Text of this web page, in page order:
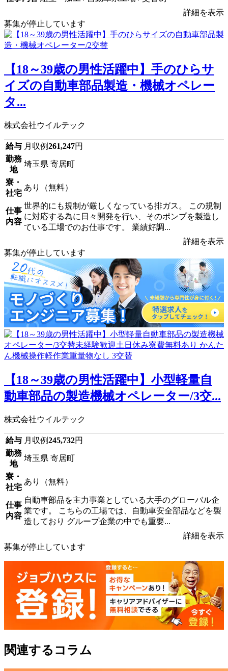
詳細を表示
募集が停止しています
【18～39歳の男性活躍中】手のひらサ
イズの自動車部品製造・機械オペレー
タ...
株式会社ウイルテック
給与 月収例261,247円
勤務
地
埼玉県 寄居町
寮・
社宅
あり（無料）
仕事
内容
世界的にも規制が厳しくなっている排ガス。 この規制
に対応する為に日々開発を行い、そのポンプを製造し
ている工場でのお仕事です。 業績好調...
詳細を表示
募集が停止しています
【18～39歳の男性活躍中】小型軽量自
動車部品の製造機械オペレーター/3交...
株式会社ウイルテック
給与 月収例245,732円
勤務
地
埼玉県 寄居町
寮・
社宅
あり（無料）
仕事
内容
自動車部品を主力事業としている大手のグローバル企
業です。 こちらの工場では、自動車安全部品などを製
造しており グループ企業の中でも重要...
詳細を表示
募集が停止しています
関連するコラム